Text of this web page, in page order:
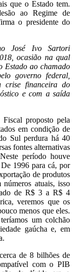
que o Estado tem.
ao Regime de
o presidente do
José Ivo Sartori
ocasião na qual
Estado ao chamado
governo federal,
crise financeira do
e com a saída
proposto pela
em condição de
Sul perdura há 40
fontes alternativas
período houve
1996 para cá, por
de produtos
atuais, isso
de R$ 3 a R$ 4
veremos que os
menos que eles.
um colchão
gaúcha e, em
de 8 bilhões de
com o PIB